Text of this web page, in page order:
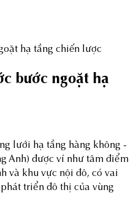
hạ tầng chiến lược
bước ngoặt hạ
lưới hạ tầng hàng không -
Anh) được ví như tâm điểm
và khu vực nội đô, có vai
triển đô thị của vùng